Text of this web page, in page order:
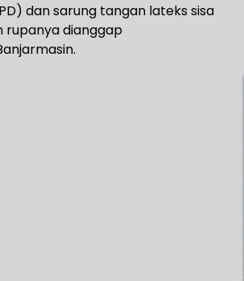
dan sarung tangan lateks sisa
rupanya dianggap